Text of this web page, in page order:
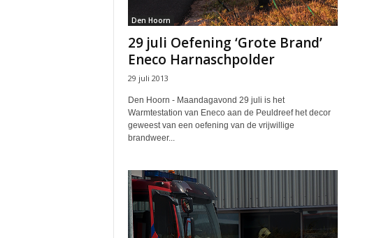
Den Hoorn
29 juli Oefening ‘Grote Brand’
Eneco Harnaschpolder
29 juli 2013
Den Hoorn - Maandagavond 29 juli is het
Warmtestation van Eneco aan de Peuldreef het decor
geweest van een oefening van de vrijwillige
brandweer...